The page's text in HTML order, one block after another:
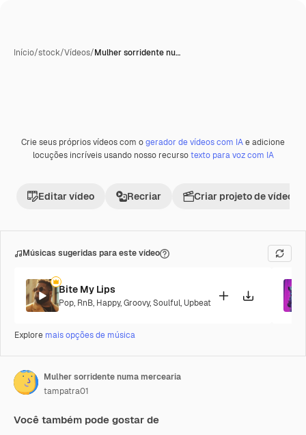
Início/stock/Vídeos/Mulher sorridente nu…
Crie seus próprios vídeos com ogerador de vídeos com IAe adicione
locuções incríveis usando nosso recursotexto para voz com IA
Editar vídeo Recriar Criar projeto de vídeo
Músicas sugeridas para este vídeo
Bite My Lips
Pop, RnB, Happy,Groovy,Soulful, Upbeat
Explore mais opções de música
Mulher sorridente numa mercearia
tampatra01
Você também pode gostar de